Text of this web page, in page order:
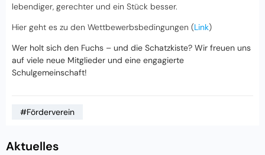
lebendiger, gerechter und ein Stück besser.
Hier geht es zu den Wettbewerbsbedingungen (Link)
Wer holt sich den Fuchs – und die Schatzkiste? Wir freuen uns
auf viele neue Mitglieder und eine engagierte
Schulgemeinschaft!
#Förderverein
Aktuelles